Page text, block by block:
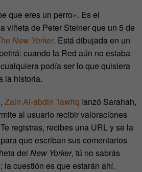
que eres un perro». Es el
viñeta de Peter Steiner que un 5 de
New Yorker. Está dibujada en un
cuando la Red aún no estaba
podía ser lo que quisiera
la historia.
Zain Al-abdin Tawfiq lanzó Sarahah,
al usuario recibir valoraciones
registras, recibes una URL y se la
que escriban sus comentarios
del New Yorker, tú no sabrás
la cuestión es que estarán ahí.